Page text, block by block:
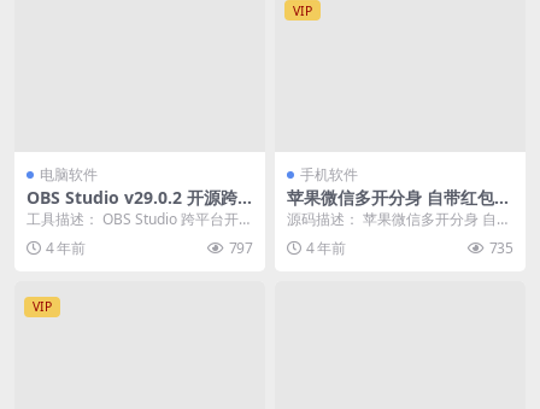
电脑软件
OBS Studio v29.0.2 开源跨
平台直播工具和视频录制软件
工具描述： OBS Studio 跨平台开源
免费专业的视频主播直播工具录制
软件，...
4 年前 797
VIP
手机软件
苹果微信多开分身 自带红包达
人助手等多功能
源码描述： 苹果微信多开分身 自带
红包达人助手等多功能 加入微信纯
净、老猫密友、...
4 年前 735
VIP